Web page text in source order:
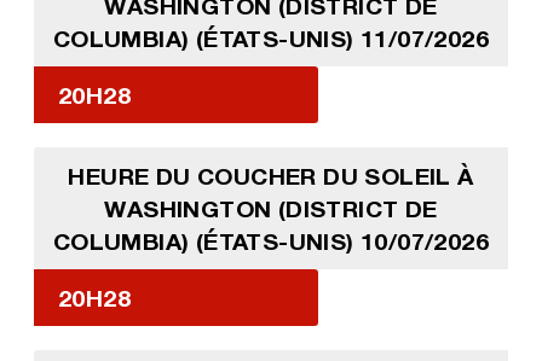
WASHINGTON (DISTRICT DE
COLUMBIA) (ÉTATS-UNIS) 11/07/2026
20H28
HEURE DU COUCHER DU SOLEIL À
WASHINGTON (DISTRICT DE
COLUMBIA) (ÉTATS-UNIS) 10/07/2026
20H28